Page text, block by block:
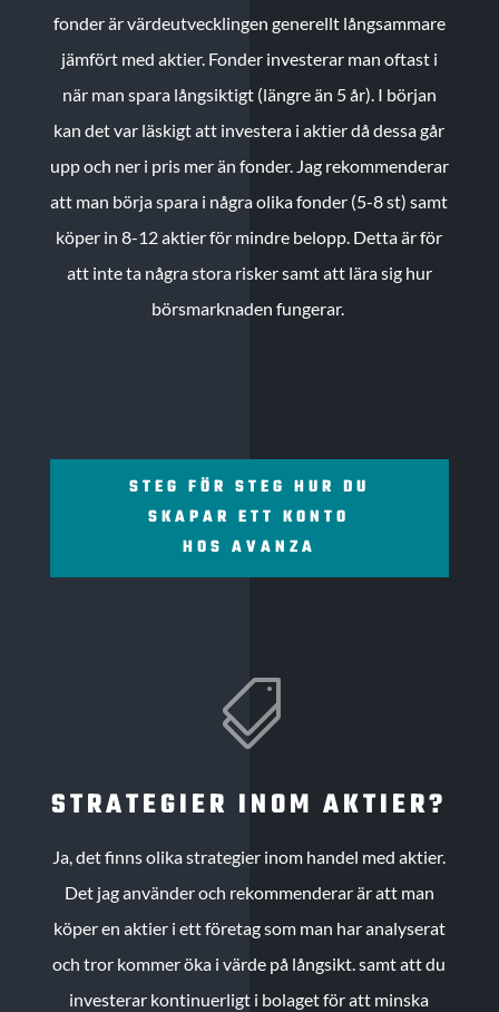
fonder är värdeutvecklingen generellt långsammare
jämfört med aktier. Fonder investerar man oftast i
när man spara långsiktigt (längre än 5 år). I början
kan det var läskigt att investera i aktier då dessa går
upp och ner i pris mer än fonder. Jag rekommenderar
att man börja spara i några olika fonder (5-8 st) samt
köper in 8-12 aktier för mindre belopp. Detta är för
att inte ta några stora risker samt att lära sig hur
börsmarknaden fungerar.
STEG FÖR STEG HUR DU
SKAPAR ETT KONTO
HOS AVANZA

STRATEGIER INOM AKTIER?
Ja, det finns olika strategier inom handel med aktier.
Det jag använder och rekommenderar är att man
köper en aktier i ett företag som man har analyserat
och tror kommer öka i värde på långsikt. samt att du
investerar kontinuerligt i bolaget för att minska